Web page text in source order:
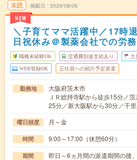
未読
NEW
掲載日 2026/08/06
＼子育てママ活躍中／17時
日祝休み＠製薬会社での労
職種未経験OK 交通費別途支給あり 土
WEB登録OK 正社員への紹介予定派遣
勤務地
大阪府茨木市
ＪＲ総持寺駅から徒歩15分／
25分／新大阪駅から30分／千
曜日頻度 月～金
時間 9:00～17:00（休憩60分）
期間 即日～6ヵ月間の派遣期間の後